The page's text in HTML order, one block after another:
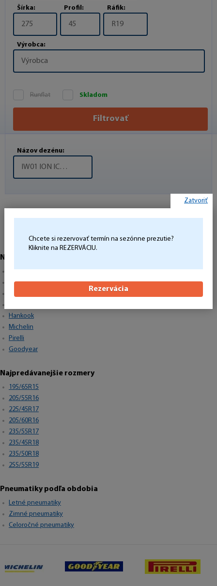
Šírka:
275
Profil:
45
Ráfik:
R19
Výrobca:
Výrobca
Runflat Skladom
Filtrovať
Názov dezénu:
IW01 ION ICEPT
Najpredávanejšie značky
Continental
Barum
Matador
Hankook
Michelin
Pirelli
Goodyear
Najpredávanejšie rozmery
195/65R15
205/55R16
225/45R17
205/60R16
235/55R17
235/45R18
235/50R18
255/55R19
Pneumatiky podľa obdobia
Letné pneumatiky
Zimné pneumatiky
Celoročné pneumatiky
Zatvoriť
Chcete si rezervovať termín na sezónne prezutie?
Kliknite na REZERVÁCIU.
Rezervácia